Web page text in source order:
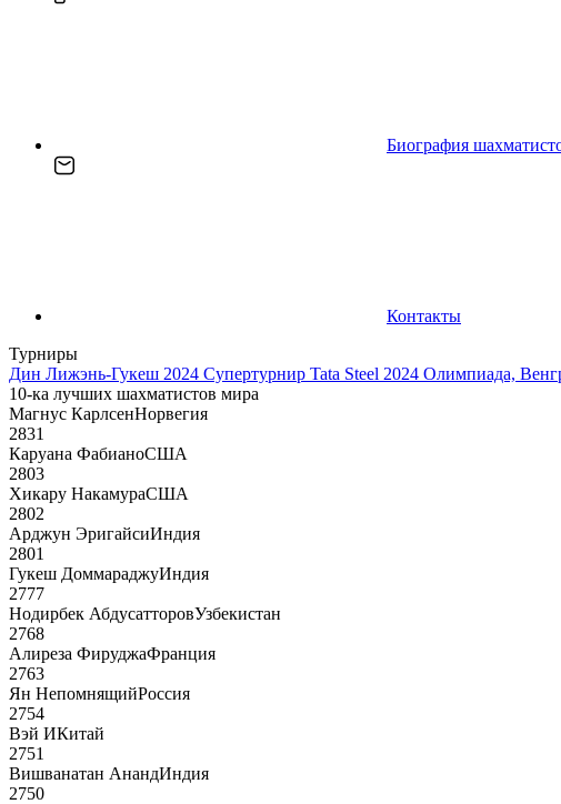
Биография
Контакты
Турниры
Дин Лижэнь-Гукеш 2024 Супертурнир Tata Steel 2024 Олимпиада,
10-ка лучших шахматистов мира
Магнус КарлсенНорвегия
2831
Каруана ФабианоСША
2803
Хикару НакамураСША
2802
Арджун ЭригайсиИндия
2801
Гукеш ДоммараджуИндия
2777
Нодирбек АбдусатторовУзбекистан
2768
Алиреза ФируджаФранция
2763
Ян НепомнящийРоссия
2754
Вэй ИКитай
2751
Вишванатан АнандИндия
2750